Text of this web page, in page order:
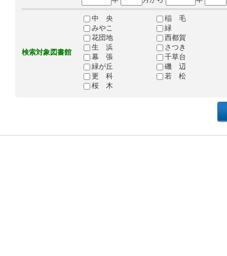
検索対象図書館
中 央
稲 毛
みやこ
緑
花団地
西都賀
生 浜
さつき
幕 張
千草台
緑が丘
磯 辺
更 科
若 松
桜 木